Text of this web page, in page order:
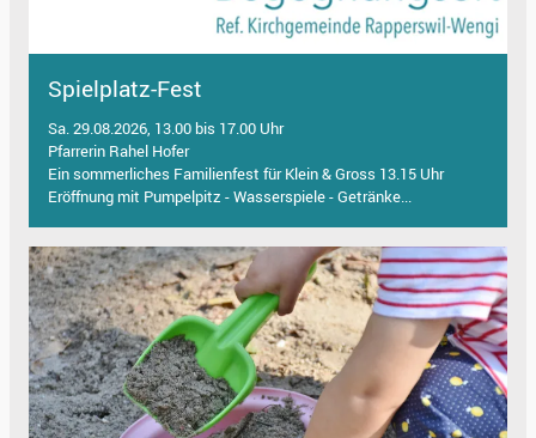
Spielplatz-Fest
Sa. 29.08.2026, 13.00 bis 17.00 Uhr
Pfarrerin Rahel Hofer
Ein sommerliches Familienfest für Klein & Gross 13.15 Uhr
Eröffnung mit Pumpelpitz - Wasserspiele - Getränke...